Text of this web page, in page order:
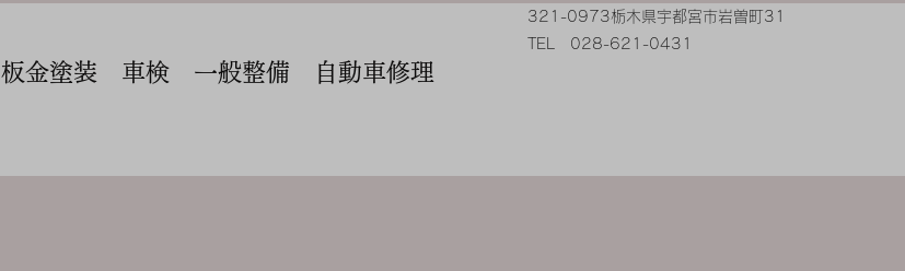
​板金塗装 車検 一般整備 自動車修理
321-0973栃木県宇都宮市岩曽町31
​TEL 028-621-0431